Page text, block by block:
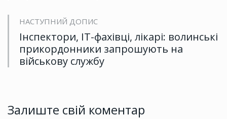
НАСТУПНИЙ ДОПИС
Інспектори, ІТ-фахівці, лікарі: волинські
прикордонники запрошують на
військову службу
Залиште свій коментар